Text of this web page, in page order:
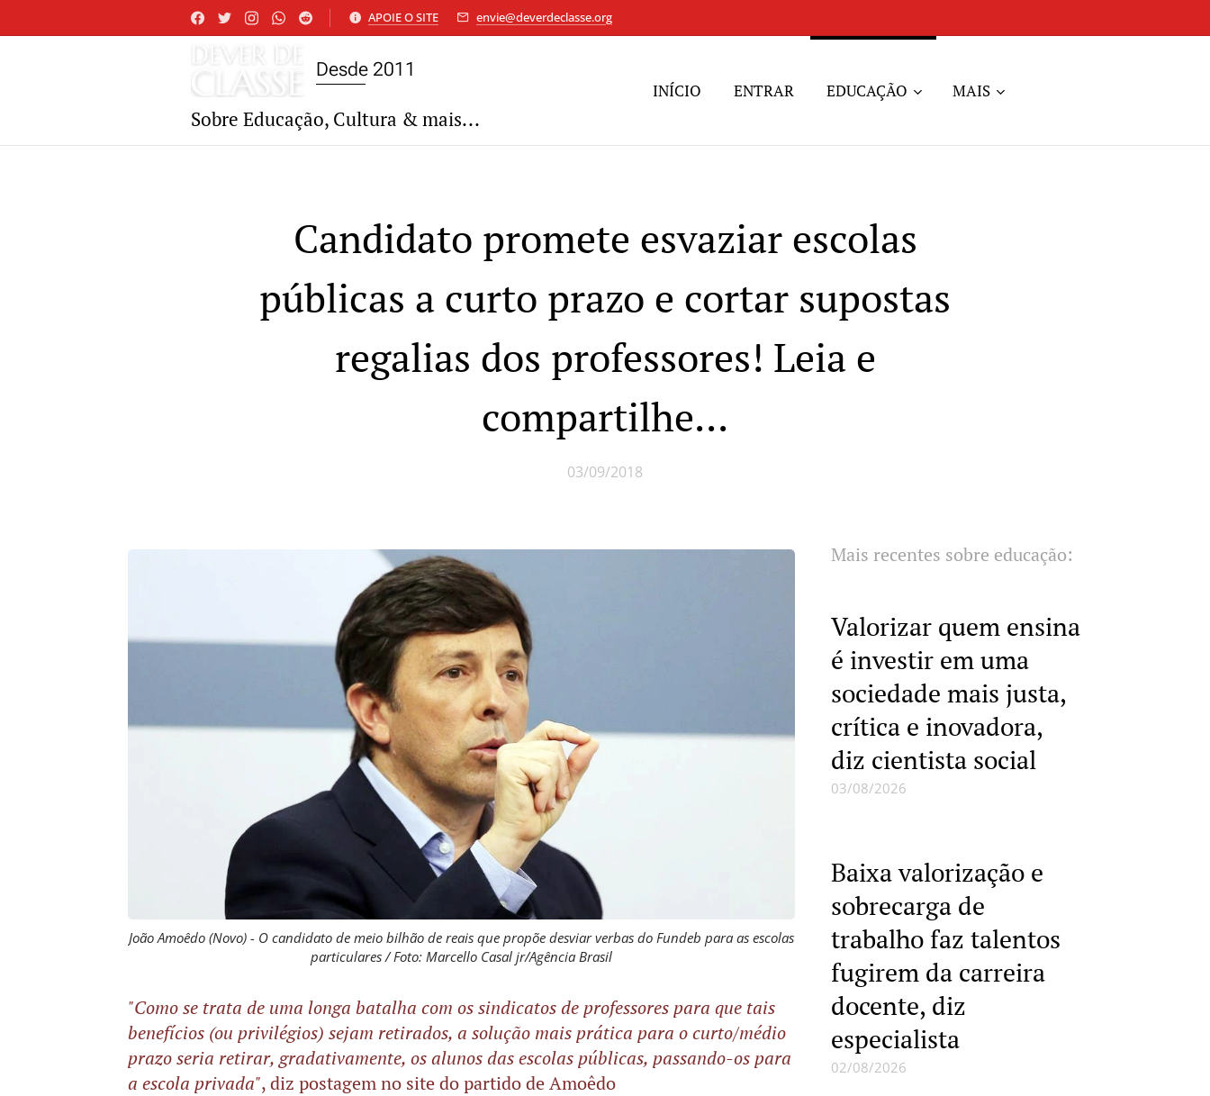
APOIE O SITE envie@deverdeclasse.org
Desde 2011
Sobre Educação, Cultura & mais...
INÍCIO ENTRAR EDUCAÇÃO MAIS
Candidato promete esvaziar escolas
públicas a curto prazo e cortar supostas
regalias dos professores! Leia e
compartilhe...
03/09/2018
João Amoêdo (Novo) - O candidato de meio bilhão de reais que propõe desviar verbas do Fundeb para as escolas
particulares / Foto: Marcello Casal jr/Agência Brasil
"Como se trata de uma longa batalha com os sindicatos de professores para que tais
benefícios (ou privilégios) sejam retirados, a solução mais prática para o curto/médio
prazo seria retirar, gradativamente, os alunos das escolas públicas, passando-os para
a escola privada", diz postagem no site do partido de Amoêdo
Mais recentes sobre educação:
Valorizar quem ensina
é investir em uma
sociedade mais justa,
crítica e inovadora,
diz cientista social
03/08/2026
Baixa valorização e
sobrecarga de
trabalho faz talentos
fugirem da carreira
docente, diz
especialista
02/08/2026